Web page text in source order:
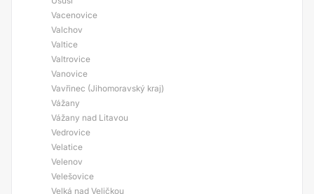
Vacenovice
Valchov
Valtice
Valtrovice
Vanovice
Vavřinec (Jihomoravský kraj)
Vážany
Vážany nad Litavou
Vedrovice
Velatice
Velenov
Velešovice
Velká nad Veličkou